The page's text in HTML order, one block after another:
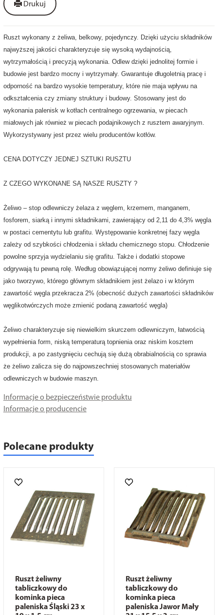
Drukuj
Ruszt wykonany z żeliwa, belkowy, pojedynczy. Dzięki użyciu składników
najwyższej jakości charakteryzuje się wysoką wydajnością,
wytrzymałością i precyzją wykonania. Odlew dzięki jednolitej formie i
budowie jest bardzo mocny i wytrzymały. Gwarantuje długoletnią pracę i
odporność na bardzo wysokie temperatury, które nie maja wpływu na
odkształcenia czy zmiany struktury i budowy. Stosowany jest do
wykonania palenisk w kotłach centralnego ogrzewania, w piecach
miałowych jak również w piecach podajnikowych z rusztem awaryjnym.
Wykorzystywany jest przez wielu producentów kotłów.
CENA DOTYCZY JEDNEJ SZTUKI RUSZTU
Z CZEGO WYKONANE SĄ NASZE RUSZTY ?
Żeliwo – stop odlewniczy żelaza z węglem, krzemem, manganem,
fosforem, siarką i innymi składnikami, zawierający od 2,11 do 4,3% węgla
w postaci cementytu lub grafitu. Występowanie konkretnej fazy węgla
zależy od szybkości chłodzenia i składu chemicznego stopu. Chłodzenie
powolne sprzyja wydzielaniu się grafitu. Także i dodatki stopowe
odgrywają tu pewną rolę. Według obowiązującej normy żeliwo definiuje się
jako tworzywo, którego głównym składnikiem jest żelazo i w którym
zawartość węgla przekracza 2% (obecność dużych zawartości składników
węglikotwórczych może zmienić podaną zawartość węgla)
Żeliwo charakteryzuje się niewielkim skurczem odlewniczym, łatwością
wypełnienia form, niską temperaturą topnienia oraz niskim kosztem
produkcji, a po zastygnięciu cechują się dużą obrabialnością co sprawia
że żeliwo zalicza się do najpowszechniej stosowanych materiałów
odlewniczych w budowie maszyn.
Informacje o bezpieczeństwie produktu
Informacje o producencie
Polecane produkty
Ruszt żeliwny
tabliczkowy do
kominka pieca
paleniska Śląski 23 x
Ruszt żeliwny
tabliczkowy do
kominka pieca
paleniska Jawor Mały